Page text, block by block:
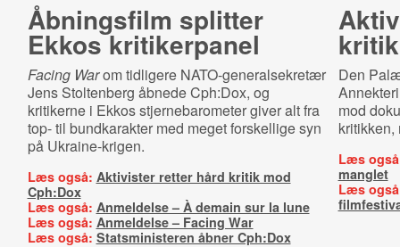
Åbningsfilm splitter
Ekkos kritikerpanel
Facing Warom tidligere NATO-generalsekretær
Jens Stoltenberg åbnede Cph:Dox, og
kritikerne i Ekkos stjernebarometer giver alt fra
top- til bundkarakter med meget forskellige syn
på Ukraine-krigen.
Læs også: Aktivister retter hård kritik mod
Cph:Dox
Læs også: Anmeldelse – À demain sur la lune
Læs også: Anmeldelse – Facing War
Læs også: Statsministeren åbner Cph:Dox
Den
mod
Læs
manglet
Læs